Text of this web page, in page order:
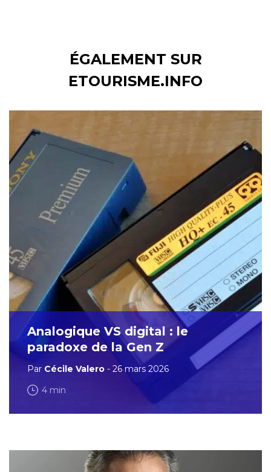
ÉGALEMENT SUR
ETOURISME.INFO
Analogique VS digital : le
paradoxe de la Gen Z
Par Cécile Valero - 26 mars 2026
4 min